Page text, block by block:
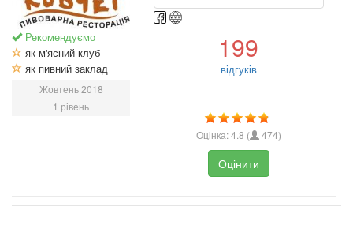
Рекомендуємо
як м'ясний клуб
як пивний заклад
Жовтень 2018
1 рівень
199
відгуків
Оцінка:4.8 ( 474)
Оцінити